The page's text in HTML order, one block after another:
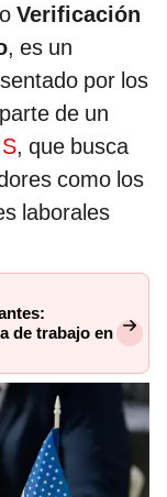
Verificación
, es un
por los
de un
, que busca
como los
laborales
de trabajo en